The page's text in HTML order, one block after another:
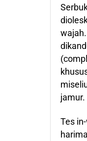
jamur.
Tes